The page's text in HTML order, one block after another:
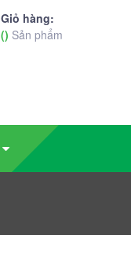
Giỏ hàng:
() Sản phẩm